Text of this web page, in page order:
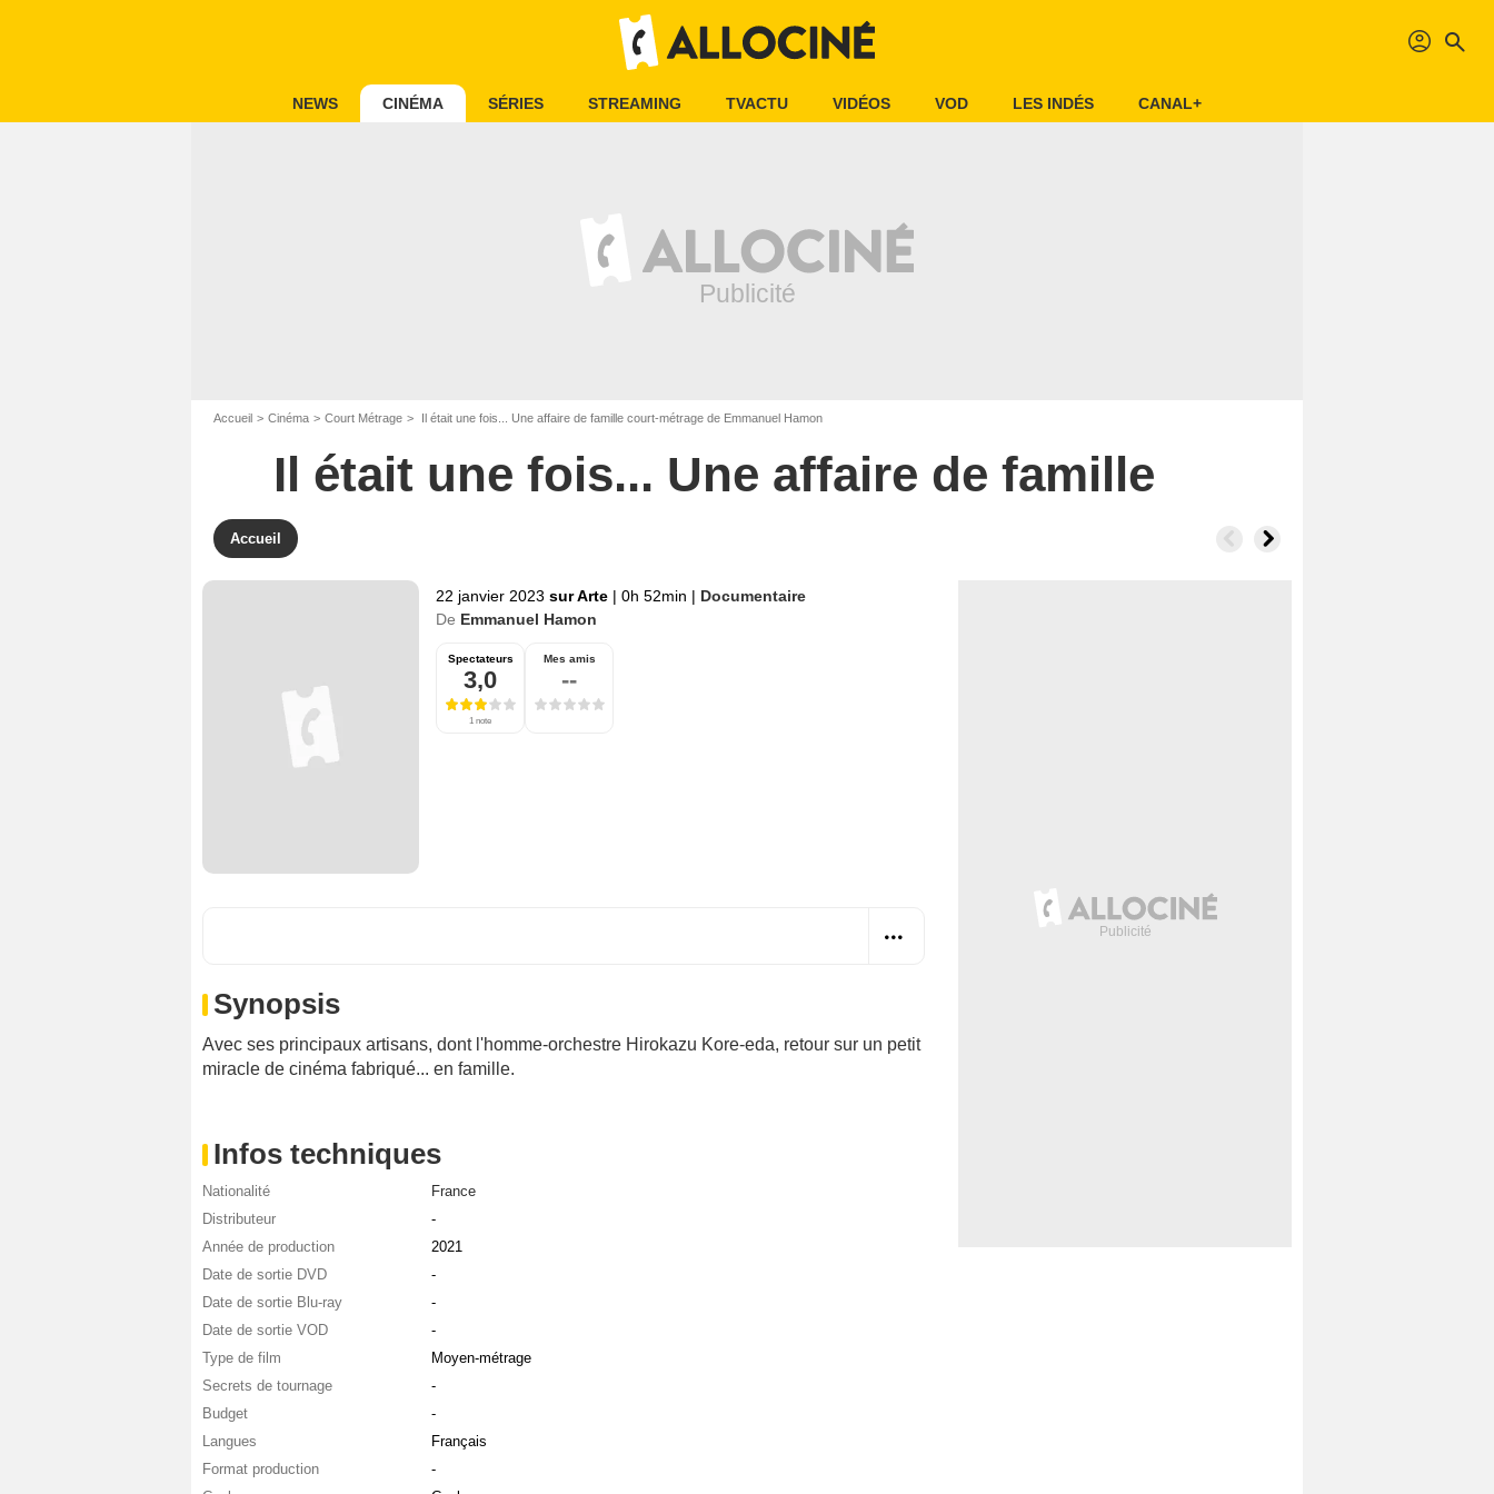
profil search
NEWS CINÉMA SÉRIES STREAMING TVACTU VIDÉOS VOD LES INDÉS CANAL+
Accueil Cinéma Court Métrage Il était une fois... Une affaire de famille court-métrage de Emmanuel Hamon
Il était une fois... Une affaire de famille
Accueil
22 janvier 2023 sur Arte | 0h 52min | Documentaire
De Emmanuel Hamon
Spectateurs
3,0
1 note
Mes amis
--
Synopsis
Avec ses principaux artisans, dont l'homme-orchestre Hirokazu Kore-eda, retour sur un petit
miracle de cinéma fabriqué... en famille.
Infos techniques
Nationalité
France
Distributeur
-
Année de production
2021
Date de sortie DVD
-
Date de sortie Blu-ray
-
Date de sortie VOD
-
Type de film
Moyen-métrage
Secrets de tournage
-
Budget
-
Langues
Français
Format production
-